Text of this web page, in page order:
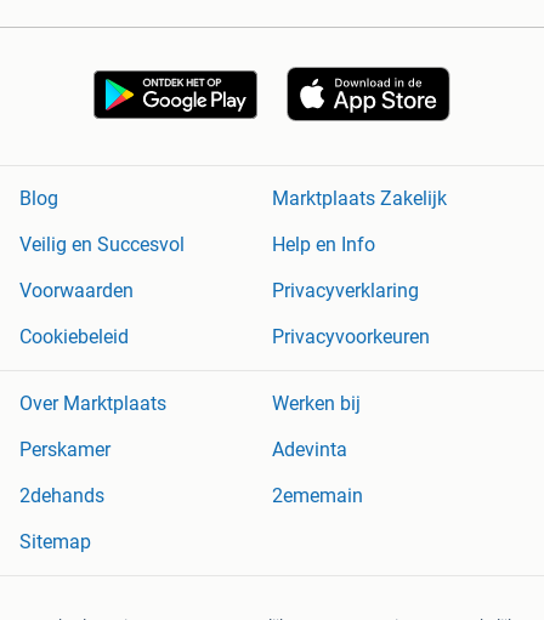
Blog
Marktplaats Zakelijk
Veilig en Succesvol
Help en Info
Voorwaarden
Privacyverklaring
Cookiebeleid
Privacyvoorkeuren
Over Marktplaats
Werken bij
Perskamer
Adevinta
2dehands
2ememain
Sitemap